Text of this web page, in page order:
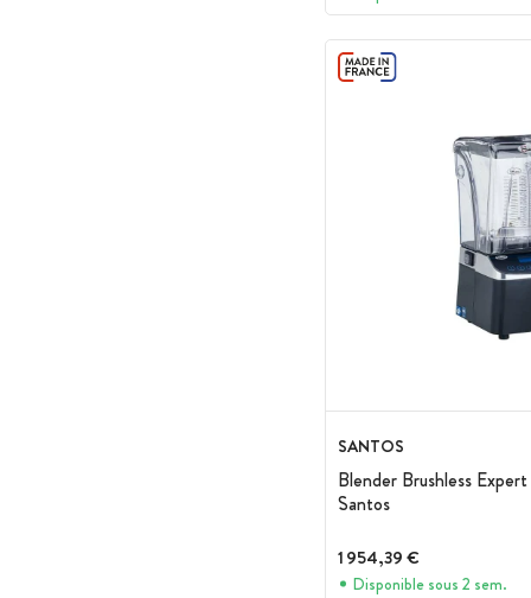
SANTOS
Blender Brushless
Santos
1 954,39 €
Disponible sous 2 sem.